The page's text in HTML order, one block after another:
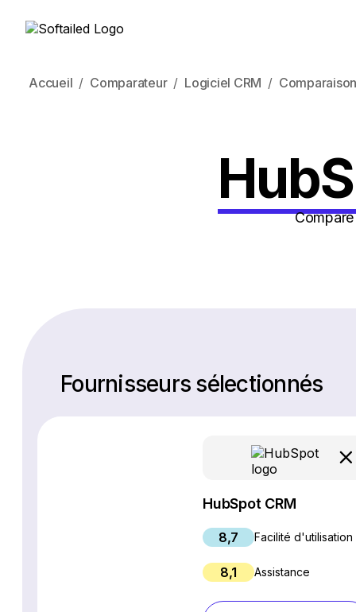
Accueil Comparateur Logiciel CRM
Fournisseurs sélectionnés
HubSpot CRM
8,7 Facilité d'utilisation
8,1 Assistance